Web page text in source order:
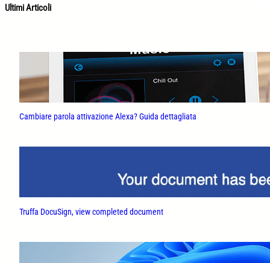
h
Ultimi Articoli
Cambiare parola attivazione Alexa? Guida dettagliata
Truffa DocuSign, view completed document